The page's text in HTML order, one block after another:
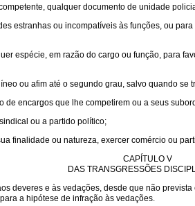
qualquer documento de unidade
estranhas ou incompatíveis às funções, ou
espécie, em razão do cargo ou função, para
ou afim até o segundo grau, salvo quando
encargos que lhe competirem ou a seus
ou a partido político;
finalidade ou natureza, exercer comércio ou
CAPÍTULO V
DAS TRANSGRESSÕES
deveres e às vedações, desde que não
a hipótese de infração às vedações.